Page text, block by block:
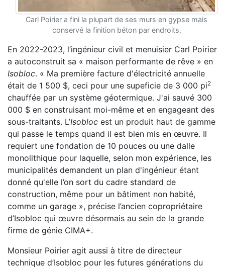
Carl Poirier a fini la plupart de ses murs en gypse mais
conservé la finition béton par endroits.
En 2022-2023, l’ingénieur civil et menuisier Carl Poirier
a autoconstruit sa « maison performante de rêve » en
Isobloc. « Ma première facture d'électricité annuelle
était de 1 500 $, ceci pour une supeficie de 3 000 pi2
chauffée par un système géotermique. J'ai sauvé 300
000 $ en construisant moi-même et en engageant des
sous-traitants. L’Isobloc est un produit haut de gamme
qui passe le temps quand il est bien mis en œuvre. Il
requiert une fondation de 10 pouces ou une dalle
monolithique pour laquelle, selon mon expérience, les
municipalités demandent un plan d'ingénieur étant
donné qu'elle l’on sort du cadre standard de
construction, même pour un bâtiment non habité,
comme un garage », précise l’ancien copropriétaire
d’Isobloc qui œuvre désormais au sein de la grande
firme de génie CIMA+.
Monsieur Poirier agit aussi à titre de directeur
technique d’Isobloc pour les futures générations du